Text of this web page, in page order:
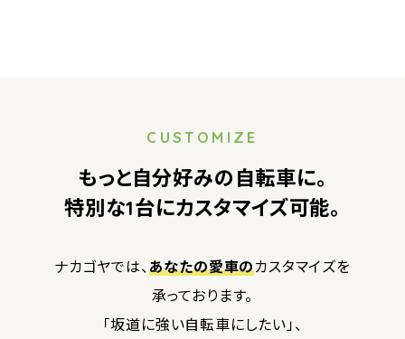
CUSTOMIZE
もっと自分好みの自転車に。
特別な1台にカスタマイズ可能。
ナカゴヤでは、 あなたの愛車のカスタマイズを
承っております。
「坂道に強い自転車にしたい」、